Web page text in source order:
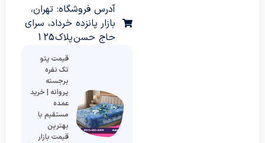
آدرس فروشگاه: تهران،
بازار پانزده خرداد، سرای
حاج حسن پلاک 125
قیمت پتو
تک نفره
برجسته
پروانه | خرید
عمده
مستقیم با
بهترین
قیمت بازار